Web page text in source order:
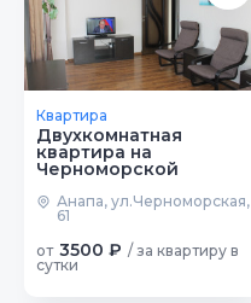
Квартира
Двухкомнатная
квартира на
Черноморской
Анапа, ул.Черноморская,
61
от 3500 ₽ / за квартиру в
сутки